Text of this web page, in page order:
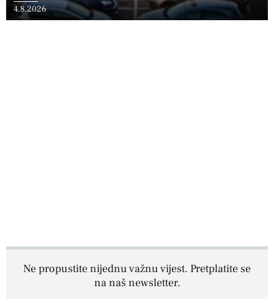
4.8.2026
Ne propustite nijednu važnu vijest. Pretplatite se
na naš newsletter.